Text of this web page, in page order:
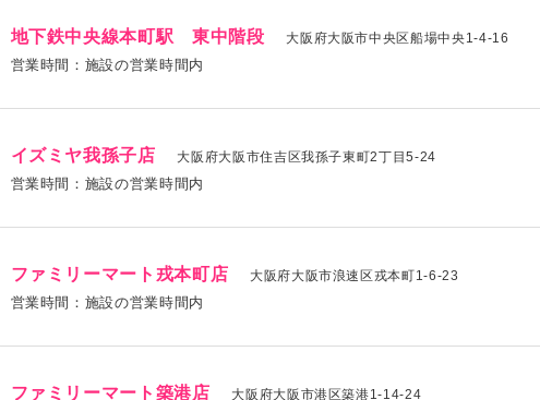
地下鉄中央線本町駅 東中階段 大阪府大阪市中央区船場中央1-4-16
営業時間：施設の営業時間内
イズミヤ我孫子店 大阪府大阪市住吉区我孫子東町2丁目5-24
営業時間：施設の営業時間内
ファミリーマート戎本町店 大阪府大阪市浪速区戎本町1-6-23
営業時間：施設の営業時間内
ファミリーマート築港店 大阪府大阪市港区築港1-14-24